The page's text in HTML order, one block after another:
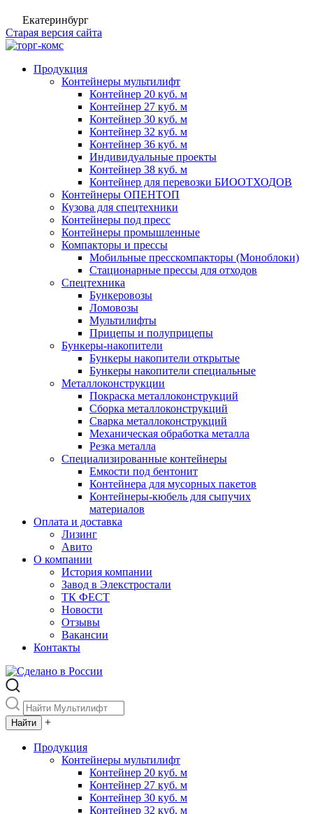
Екатеринбург
Старая версия сайта
Продукция
Контейнеры мультилифт
Контейнер 20 куб. м
Контейнер 27 куб. м
Контейнер 30 куб. м
Контейнер 32 куб. м
Контейнер 36 куб. м
Индивидуальные проекты
Контейнер 38 куб. м
Контейнер для перевозки БИООТХОДОВ
Контейнеры ОПЕНТОП
Кузова для спецтехники
Контейнеры под пресс
Контейнеры промышленные
Компакторы и прессы
Мобильные пресскомпакторы (Моноблоки)
Стационарные прессы для отходов
Спецтехника
Бункеровозы
Ломовозы
Мультилифты
Прицепы и полуприцепы
Бункеры-накопители
Бункеры накопители открытые
Бункеры накопители специальные
Металлоконструкции
Покраска металлоконструкций
Сборка металлоконструкций
Сварка металлоконструкций
Механическая обработка металла
Резка металла
Специализированные контейнеры
Емкости под бентонит
Контейнера для мусорных пакетов
Контейнеры-кюбель для сыпучих
материалов
Оплата и доставка
Лизинг
Авито
О компании
История компании
Завод в Элекстростали
ТК ФЕСТ
Новости
Отзывы
Вакансии
Контакты
+
Продукция
Контейнеры мультилифт
Контейнер 20 куб. м
Контейнер 27 куб. м
Контейнер 30 куб. м
Контейнер 32 куб. м